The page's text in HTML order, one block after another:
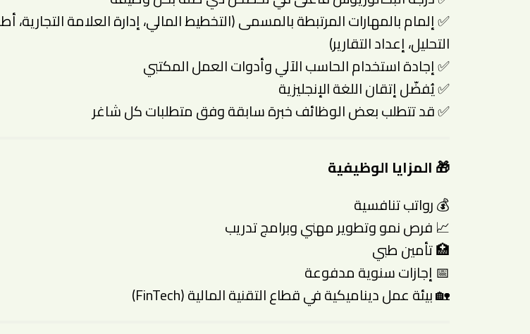
التحليل، إعداد التقارير)
✅ إجادة استخدام الحاسب الآلي وأدوات العمل المكتبي
✅ يُفضّل إتقان اللغة الإنجليزية
✅ قد تتطلب بعض الوظائف خبرة سابقة وفق متطلبات كل شاغر
🎁 المزايا الوظيفية
💰 رواتب تنافسية
📈 فرص نمو وتطوير مهني وبرامج تدريب
🏥 تأمين طبي
📅 إجازات سنوية مدفوعة
🏡 بيئة عمل ديناميكية في قطاع التقنية المالية (FinTech)